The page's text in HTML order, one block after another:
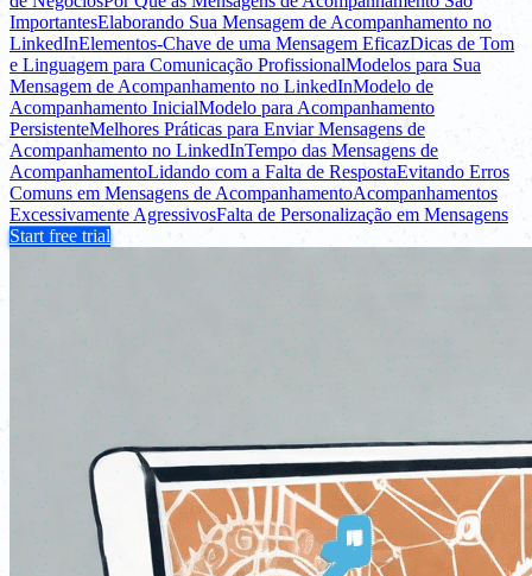
ImportantesElaborando Sua Mensagem de Acompanhamento no
LinkedInElementos-Chave de uma Mensagem EficazDicas de Tom
e Linguagem para Comunicação ProfissionalModelos para Sua
Mensagem de Acompanhamento no LinkedInModelo de
Acompanhamento InicialModelo para Acompanhamento
PersistenteMelhores Práticas para Enviar Mensagens de
Acompanhamento no LinkedInTempo das Mensagens de
AcompanhamentoLidando com a Falta de RespostaEvitando Erros
Comuns em Mensagens de AcompanhamentoAcompanhamentos
Excessivamente AgressivosFalta de Personalização em Mensagens
Start free trial